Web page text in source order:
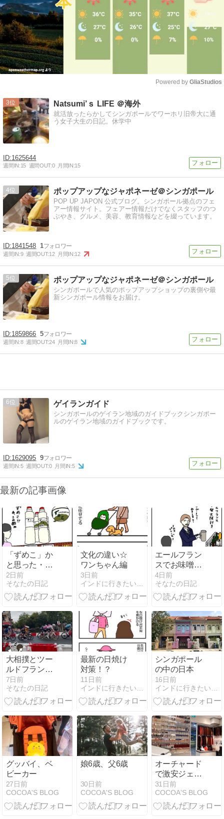
Powered by GliaStudios
3 Natsumi’ｓ LIFE ＠海外
就活放ったらかしてシンガポールでワーホリ旧帝大に通
う女子大生の日記。休学中
1625644
週間IN:15 週間OUT:0 月間IN:15
4 ポップアップなジャポネーゼ＠シンガポール
POP UP JAPON 公式ブログ。シンガポール拠点のフェ
アー情報サイト。フェアー情報だけでなくスタッフのつ
ぶやき、グルメ、美容、教育情報などを綴っています。
1841548 1
週間IN:9 週間OUT:12 月間IN:12
5 ポップアップなジャポネーゼ＠シンガポール
シンガポールで人気のポップアップショップの裏側や最
新シンガポール情報をお届け。
1859866 5
週間IN:8 週間OUT:24 月間IN:8
6 ゲイランガイド
シンガポールのゲイラン地域のガイドブックシンガポー
ルのゲイラン地域のガイドブックです。
1629095 9
週間IN:5 週間OUT:0 月間IN:5
最新の記事画像
「ずめこ」か
と思った・
(13)フランス
2026
2日前
そなたの日記
文化の違い☆
ワンちゃん編
3日前
インドに行きたい！（今は）シンガポールからお届け
エールフラン
スでお味噌
汁・(12)フラ
ンス2026
4日前
そなたの日記
大相撲とツー
ルドフランス
の日曜日・
(11)フランス
2026
7日前
そなたの日記
最新の日焼け
対策！？
11日前
インドに行きたい！（今は）シンガポールからお届け
シンガポール
の中の日本
16日前
インドに行きたい！（今は）シンガポールからお届け
グッバイ、ベ
ビーカー
27日前
COCOA'S BLOG
娘6歳、父6歳
30日前
COCOA'S BLOG
オーチャード
で激安ジェル
ネイル
31日前
COCOA'S BLOG